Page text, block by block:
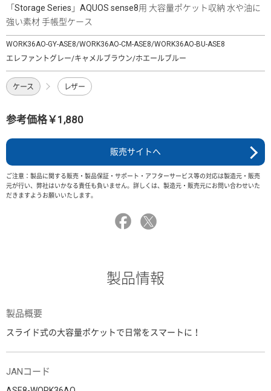
「Storage Series」AQUOS sense8用 大容量ポケット収納 水や油に
強い素材 手帳型ケース
WORK36AO-GY-ASE8/WORK36AO-CM-ASE8/WORK36AO-BU-ASE8
エレファントグレー/キャメルブラウン/ホエールブルー
ケース レザー
参考価格￥1,880
販売サイトへ
ご注意：製品に関する販売・製品保証・サポート・アフターサービス等の対応は製造元・販売
元が行い、弊社はいかなる責任も負いません。詳しくは、製造元・販売元にお問い合わせいた
だきますようお願いいたします。
製品情報
製品概要
スライド式の大容量ポケットで日常をスマートに！
JANコード